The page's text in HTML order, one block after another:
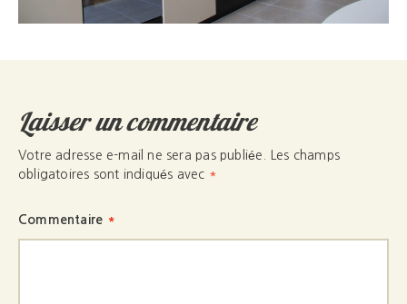
Laisser un commentaire
Votre adresse e-mail ne sera pas publiée.
Les champs
obligatoires sont indiqués avec *
Commentaire *